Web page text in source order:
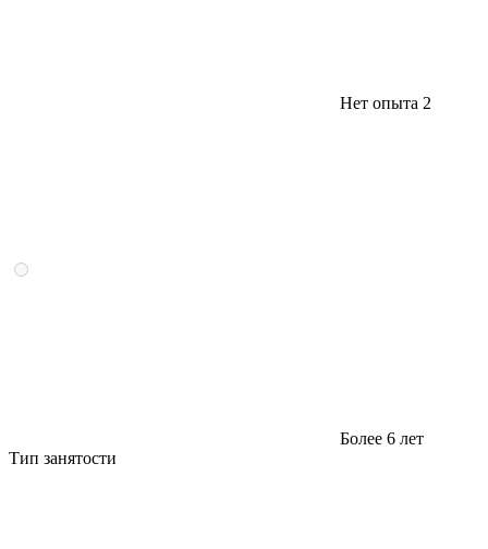
Нет опыта 2
Более 6 лет
Тип занятости